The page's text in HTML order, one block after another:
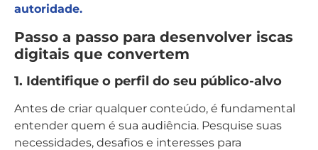
autoridade.
Passo a passo para desenvolver iscas
digitais que convertem
1. Identifique o perfil do seu público-alvo
Antes de criar qualquer conteúdo, é fundamental
entender quem é sua audiência. Pesquise suas
necessidades, desafios e interesses para